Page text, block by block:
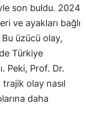
son buldu. 2024
ve ayakları bağlı
üzücü olay,
Türkiye
Peki, Prof. Dr.
olay nasıl
daha